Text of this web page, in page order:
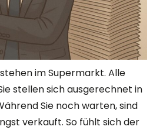
im Supermarkt. Alle
stellen sich ausgerechnet in
Sie noch warten, sind
verkauft. So fühlt sich der